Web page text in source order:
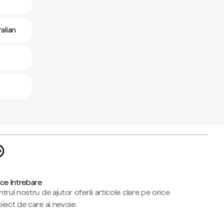
întrebare
nostru de ajutor oferă articole clare pe orice
de care ai nevoie.